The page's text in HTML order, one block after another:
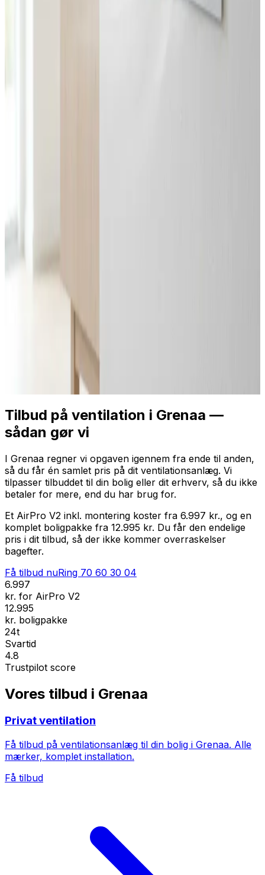
Professionel installation
70 60 30 04
Tilbud på ventilation i Grenaa —
sådan gør vi
I Grenaa regner vi opgaven igennem fra ende til anden,
så du får én samlet pris på dit ventilationsanlæg. Vi
tilpasser tilbuddet til din bolig eller dit erhverv, så du ikke
betaler for mere, end du har brug for.
Et AirPro V2 inkl. montering koster fra 6.997 kr., og en
komplet boligpakke fra 12.995 kr. Du får den endelige
pris i dit tilbud, så der ikke kommer overraskelser
bagefter.
Få tilbud nuRing 70 60 30 04
6.997
kr. for AirPro V2
12.995
kr. boligpakke
24t
Svartid
4.8
Trustpilot score
Vores tilbud i Grenaa
Privat ventilation
Få tilbud på ventilationsanlæg til din bolig i Grenaa. Alle
mærker, komplet installation.
Få tilbud